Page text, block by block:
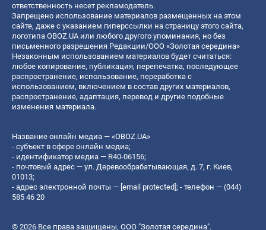
ответственность несет рекламодатель.
Запрещено использование материалов размещенных на этом
сайте, даже с указанием гиперссылки на страницу этого сайта,
логотипа OBOZ.UA или любого другого упоминания, но без
письменного разрешения Редакции/ООО «Золотая середина»
Незаконным использованием материалов будет считаться:
любое копирование, публикация, перепечатка, последующее
распространение, использование, переработка с
использованием, включением в состав других материалов,
распространение, адаптация, перевод и другие подобные
изменения материала.
Название онлайн медиа — «OBOZ.UA»
- субъект в сфере онлайн медиа;
- идентификатор медиа — R40-06156;
- почтовый адрес — ул. Деревообрабатывающая, д. 7, г. Киев,
01013;
- адрес электронной почты — [email protected] ; - телефон — (044)
585 46 20
© 2026 Все права защищены, ООО "Золотая середина".